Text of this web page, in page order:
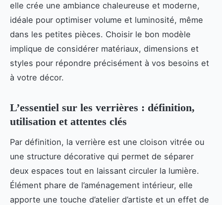
elle crée une ambiance chaleureuse et moderne,
idéale pour optimiser volume et luminosité, même
dans les petites pièces. Choisir le bon modèle
implique de considérer matériaux, dimensions et
styles pour répondre précisément à vos besoins et
à votre décor.
L’essentiel sur les verrières : définition,
utilisation et attentes clés
Par définition, la verrière est une cloison vitrée ou
une structure décorative qui permet de séparer
deux espaces tout en laissant circuler la lumière.
Élément phare de l’aménagement intérieur, elle
apporte une touche d’atelier d’artiste et un effet de